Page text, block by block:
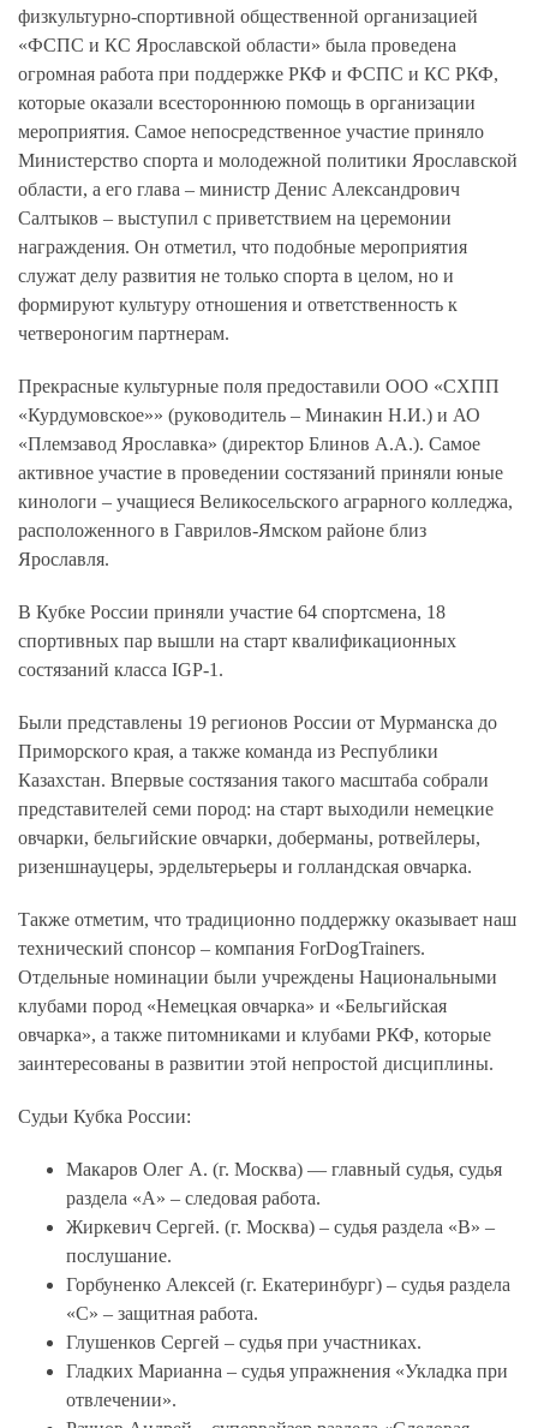
физкультурно-спортивной общественной организацией
«ФСПС и КС Ярославской области» была проведена
огромная работа при поддержке РКФ и ФСПС и КС РКФ,
которые оказали всестороннюю помощь в организации
мероприятия. Самое непосредственное участие приняло
Министерство спорта и молодежной политики Ярославской
области, а его глава – министр Денис Александрович
Салтыков – выступил с приветствием на церемонии
награждения. Он отметил, что подобные мероприятия
служат делу развития не только спорта в целом, но и
формируют культуру отношения и ответственность к
четвероногим партнерам.
Прекрасные культурные поля предоставили ООО «СХПП
«Курдумовское»» (руководитель – Минакин Н.И.) и АО
«Племзавод Ярославка» (директор Блинов А.А.). Самое
активное участие в проведении состязаний приняли юные
кинологи – учащиеся Великосельского аграрного колледжа,
расположенного в Гаврилов-Ямском районе близ
Ярославля.
В Кубке России приняли участие 64 спортсмена, 18
спортивных пар вышли на старт квалификационных
состязаний класса IGP-1.
Были представлены 19 регионов России от Мурманска до
Приморского края, а также команда из Республики
Казахстан. Впервые состязания такого масштаба собрали
представителей семи пород: на старт выходили немецкие
овчарки, бельгийские овчарки, доберманы, ротвейлеры,
ризеншнауцеры, эрдельтерьеры и голландская овчарка.
Также отметим, что традиционно поддержку оказывает наш
технический спонсор – компания ForDogTrainers.
Отдельные номинации были учреждены Национальными
клубами пород «Немецкая овчарка» и «Бельгийская
овчарка», а также питомниками и клубами РКФ, которые
заинтересованы в развитии этой непростой дисциплины.
Судьи Кубка России:
Макаров Олег А. (г. Москва) — главный судья, судья
раздела «А» – следовая работа.
Жиркевич Сергей. (г. Москва) – судья раздела «В» –
послушание.
Горбуненко Алексей (г. Екатеринбург) – судья раздела
«С» – защитная работа.
Глушенков Сергей – судья при участниках.
Гладких Марианна – судья упражнения «Укладка при
отвлечении».